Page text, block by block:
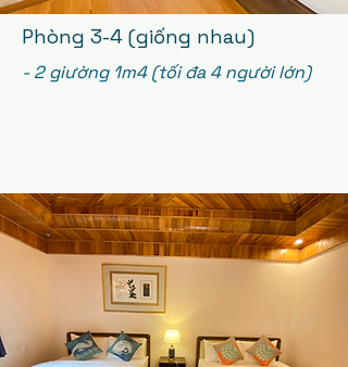
Phòng 3-4 (giống nhau)
- 2 giường 1m4 (tối đa 4 người lớn)